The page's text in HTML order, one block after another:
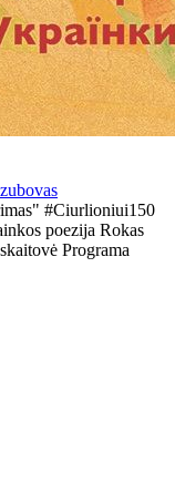
#Ciurlioniui150
poezija Rokas
Programa